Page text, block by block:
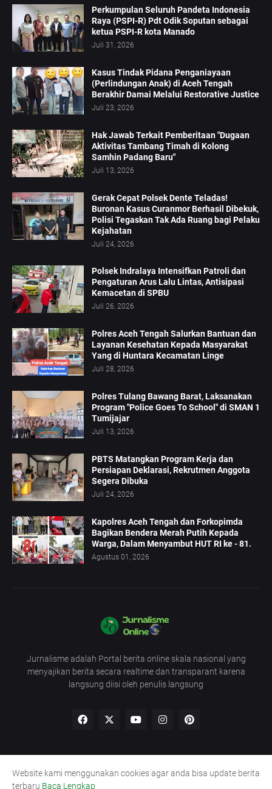
Perkumpulan Seluruh Pandeta Indonesia
Raya (PSPI-R) Pdt Odik Soputan sebagai
ketua PSPI-R kota Manado
Juli 31, 2026
Kasus Tindak Pidana Penganiayaan
(Perlindungan Anak) di Aceh Tengah
Berakhir Damai Melalui Restorative Justice
Juli 23, 2026
Hak Jawab Terkait Pemberitaan "Dugaan
Aktivitas Tambang Timah di Kolong
Samhin Padang Baru"
Juli 13, 2026
Gerak Cepat Polsek Dente Teladas!
Buronan Kasus Curanmor Berhasil Dibekuk,
Polisi Tegaskan Tak Ada Ruang bagi Pelaku
Kejahatan
Juli 24, 2026
Polsek Indralaya Intensifkan Patroli dan
Pengaturan Arus Lalu Lintas, Antisipasi
Kemacetan di SPBU
Juli 26, 2026
Polres Aceh Tengah Salurkan Bantuan dan
Layanan Kesehatan Kepada Masyarakat
Yang di Huntara Kecamatan Linge
Juli 28, 2026
Polres Tulang Bawang Barat, Laksanakan
Program "Police Goes To School" di SMAN 1
Tumijajar
Juli 13, 2026
PBTS Matangkan Program Kerja dan
Persiapan Deklarasi, Rekrutmen Anggota
Segera Dibuka
Juli 24, 2026
Kapolres Aceh Tengah dan Forkopimda
Bagikan Bendera Merah Putih Kepada
Warga, Dalam Menyambut HUT RI ke - 81.
Agustus 01, 2026
Jurnalisme adalah Portal berita online skala nasional yang
menyajikan berita secara realtime dan transparant karena
langsung diisi oleh penulis langsung
Redaksi UU Pers Pedoman
Kode Etik
Website kami menggunakan cookies agar anda bisa update berita
terbaru Baca Lengkap